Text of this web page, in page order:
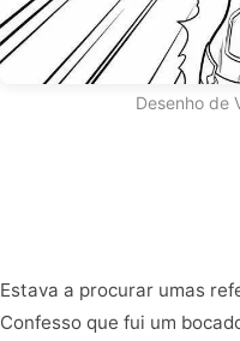
Desenho de
Estava a procurar umas
Confesso que fui um